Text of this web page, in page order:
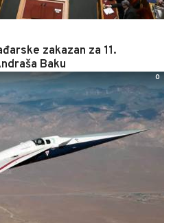
zakazan za 11.
Baku
0